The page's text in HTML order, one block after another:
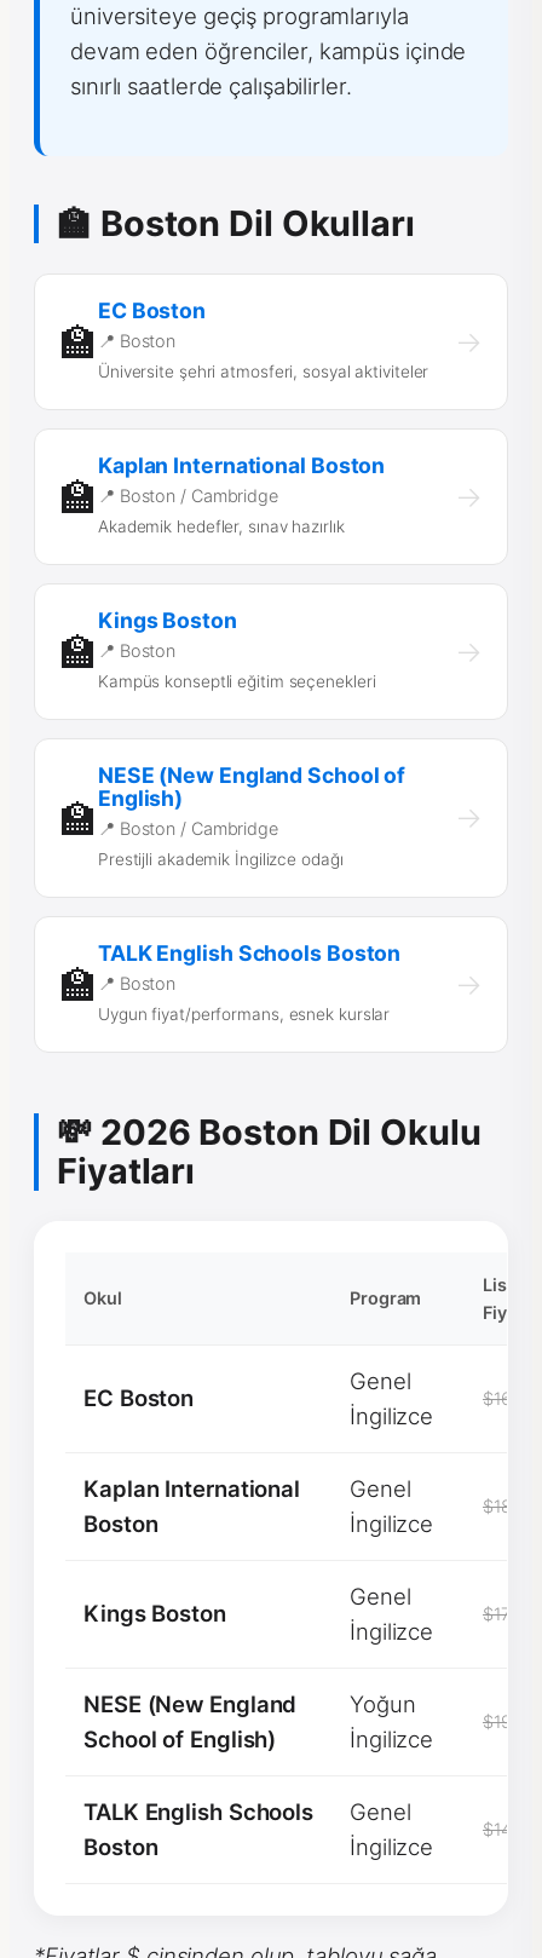
üniversiteye geçiş programlarıyla
devam eden öğrenciler, kampüs içinde
sınırlı saatlerde çalışabilirler.
🏫 Boston Dil Okulları
🏫
EC Boston
📍 Boston
Üniversite şehri atmosferi, sosyal aktiviteler
→
🏫
Kaplan International Boston
📍 Boston / Cambridge
Akademik hedefler, sınav hazırlık
→
🏫
Kings Boston
📍 Boston
Kampüs konseptli eğitim seçenekleri
→
🏫
NESE (New England School of
English)
📍 Boston / Cambridge
Prestijli akademik İngilizce odağı
→
🏫
TALK English Schools Boston
📍 Boston
Uygun fiyat/performans, esnek kurslar
→
💸 2026 Boston Dil Okulu
Fiyatları
Okul Program
Liste
Fiyatı
EC Boston
Genel
İngilizce
$1600
Kaplan International
Boston
Genel
İngilizce
$1850
Kings Boston
Genel
İngilizce
$1700
NESE (New England
School of English)
Yoğun
İngilizce
$1900
TALK English Schools
Boston
Genel
İngilizce
$1450